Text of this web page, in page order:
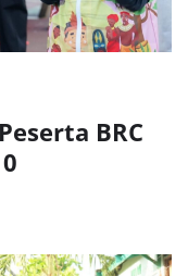
BRC